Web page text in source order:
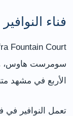
فناء النوافير
سومرست هاوس،
الأربع في مشهد
تعمل النوافير